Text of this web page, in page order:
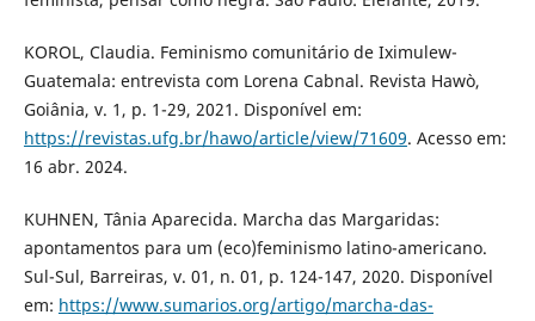
KOROL, Claudia. Feminismo comunitário de Iximulew-
Guatemala: entrevista com Lorena Cabnal. Revista Hawò,
Goiânia, v. 1, p. 1-29, 2021. Disponível em:
https://revistas.ufg.br/hawo/article/view/71609. Acesso em:
16 abr. 2024.
KUHNEN, Tânia Aparecida. Marcha das Margaridas:
apontamentos para um (eco)feminismo latino-americano.
Sul-Sul, Barreiras, v. 01, n. 01, p. 124-147, 2020. Disponível
em: https://www.sumarios.org/artigo/marcha-das-